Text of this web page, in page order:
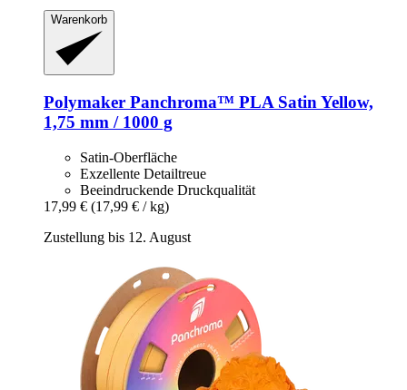
Warenkorb
Polymaker Panchroma™ PLA Satin Yellow,
1,75 mm / 1000 g
Satin-Oberfläche
Exzellente Detailtreue
Beeindruckende Druckqualität
17,99 € (17,99 € / kg)
Zustellung bis 12. August